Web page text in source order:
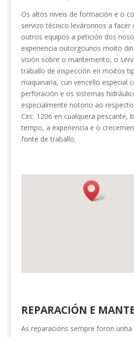
Os altos niveis de formación e o
servizo técnico leváronnos a
outros equipos a petición dos
experiencia outorgounos moito
visión sobre o mantemento, o
traballo de inspección en moitos
maquinaria, cun vencello especial
perforación e os sistemas
especialmente notorio ao respecto
Circ. 1206 en cualquera pescante,
tempo, a experiencia e o
fonte de traballo.
REPARACIÓN E
As reparacións sempre foron